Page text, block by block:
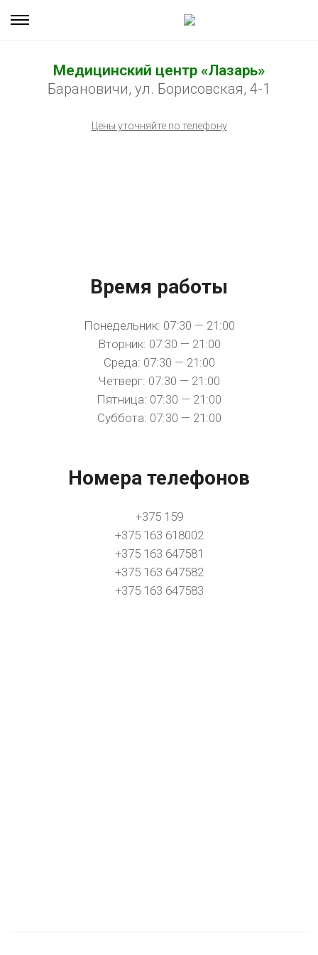
Медицинский центр «Лазарь»
Барановичи, ул. Борисовская, 4-1
Цены уточняйте по телефону
Время работы
Понедельник: 07:30 — 21:00
Вторник: 07:30 — 21:00
Среда: 07:30 — 21:00
Четверг: 07:30 — 21:00
Пятница: 07:30 — 21:00
Суббота: 07:30 — 21:00
Номера телефонов
+375 159
+375 163 618002
+375 163 647581
+375 163 647582
+375 163 647583